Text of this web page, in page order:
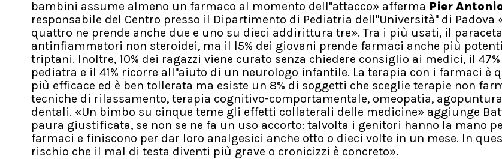
bambini assume almeno un farmaco al momento dell''attacco» afferma Pier
responsabile del Centro presso il Dipartimento di Pediatria dell''Università'' di Padova
quattro ne prende anche due e uno su dieci addirittura tre». Tra i più usati, il
antinfiammatori non steroidei, ma il l5% dei giovani prende farmaci anche più
triptani. Inoltre, 10% dei ragazzi viene curato senza chiedere consiglio ai medici, il
pediatra e il 41% ricorre all''aiuto di un neurologo infantile. La terapia con i farmaci è
più efficace ed è ben tollerata ma esiste un 8% di soggetti che sceglie terapie non
tecniche di rilassamento, terapia cognitivo-comportamentale, omeopatia,
dentali. «Un bimbo su cinque teme gli effetti collaterali delle medicine» aggiunge
paura giustificata, se non se ne fa un uso accorto: talvolta i genitori hanno la mano
farmaci e finiscono per dar loro analgesici anche otto o dieci volte in un mese. In
rischio che il mal di testa diventi più grave o cronicizzi è concreto».